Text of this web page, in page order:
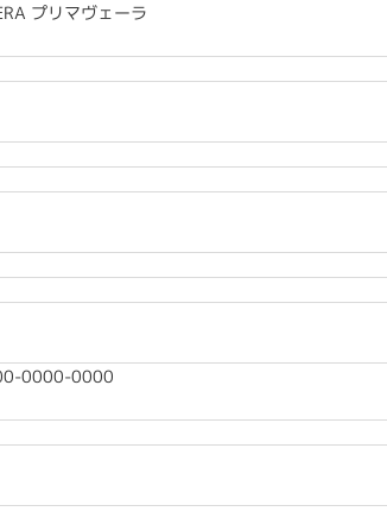
プリマヴェーラ
0000-0000